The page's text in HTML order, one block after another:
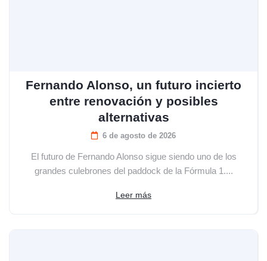
Fernando Alonso, un futuro incierto
entre renovación y posibles
alternativas
6 de agosto de 2026
El futuro de Fernando Alonso sigue siendo uno de los
grandes culebrones del paddock de la Fórmula 1....
Leer más